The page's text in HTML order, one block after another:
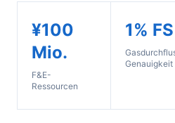
¥100
Mio.
F&E-
Ressourcen
1% FS
Genauigkeit